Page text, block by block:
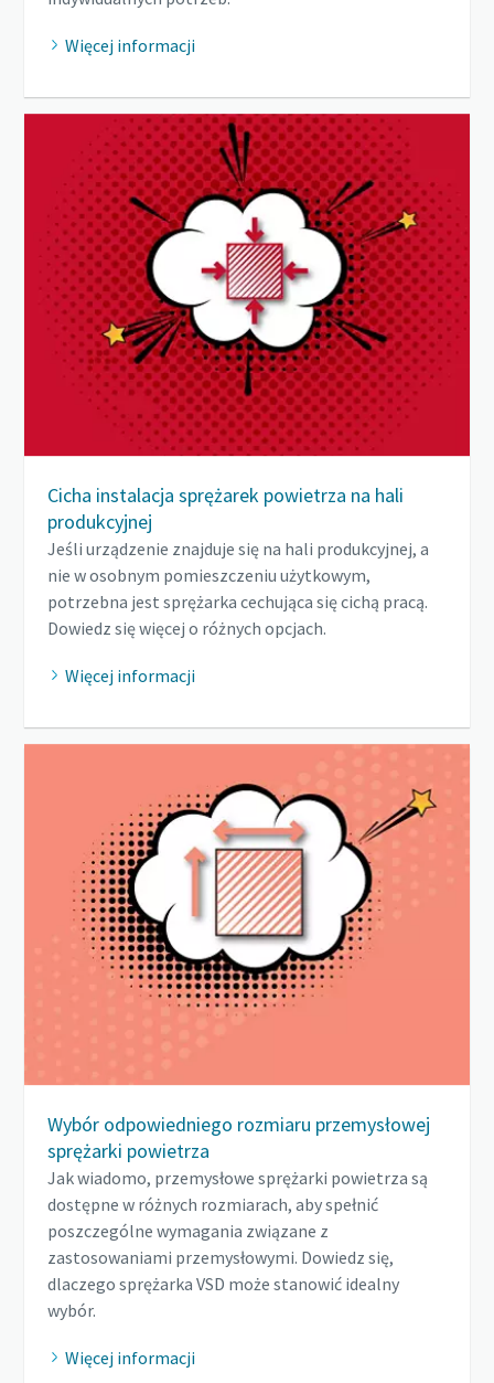
Więcej informacji
Cicha instalacja sprężarek powietrza na hali
produkcyjnej
Jeśli urządzenie znajduje się na hali produkcyjnej, a
nie w osobnym pomieszczeniu użytkowym,
potrzebna jest sprężarka cechująca się cichą pracą.
Dowiedz się więcej o różnych opcjach.
Więcej informacji
Wybór odpowiedniego rozmiaru przemysłowej
sprężarki powietrza
Jak wiadomo, przemysłowe sprężarki powietrza są
dostępne w różnych rozmiarach, aby spełnić
poszczególne wymagania związane z
zastosowaniami przemysłowymi. Dowiedz się,
dlaczego sprężarka VSD może stanowić idealny
wybór.
Więcej informacji